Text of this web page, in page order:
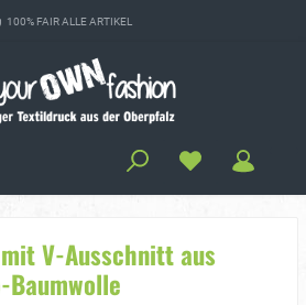
100% FAIR ALLE ARTIKEL
V-Ausschnitt aus